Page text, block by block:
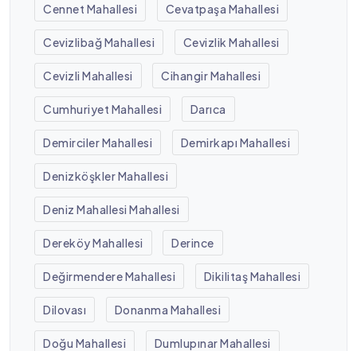
Cennet Mahallesi Cevatpaşa Mahallesi
Cevizlibağ Mahallesi Cevizlik Mahallesi
Cevizli Mahallesi Cihangir Mahallesi
Cumhuriyet Mahallesi Darıca
Demirciler Mahallesi Demirkapı Mahallesi
Denizköşkler Mahallesi
Deniz Mahallesi Mahallesi
Dereköy Mahallesi Derince
Değirmendere Mahallesi Dikilitaş Mahallesi
Dilovası Donanma Mahallesi
Doğu Mahallesi Dumlupınar Mahallesi